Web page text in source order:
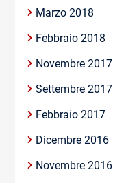
Marzo 2018
Febbraio 2018
Novembre 2017
Settembre 2017
Febbraio 2017
Dicembre 2016
Novembre 2016